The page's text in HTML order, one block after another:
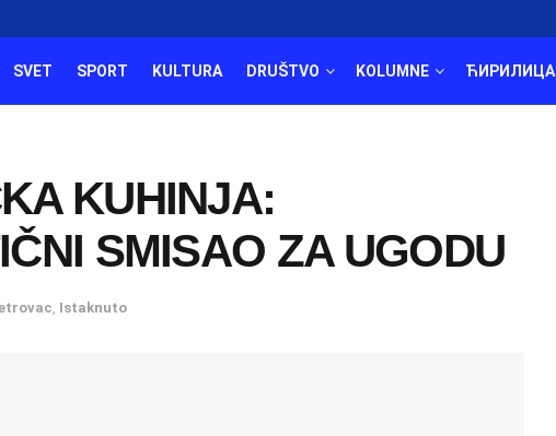
SVET SPORT KULTURA DRUŠTVO KOLUMNE ЋИРИЛИЦА
KUHINJA:
SMISAO ZA UGODU
Istaknuto